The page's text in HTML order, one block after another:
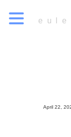
April 22,